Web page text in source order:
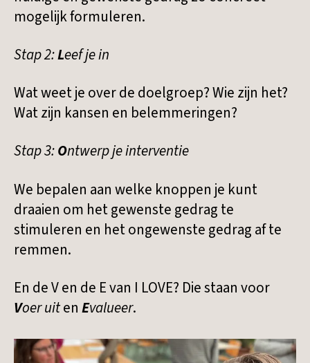
mogelijk formuleren.
Stap 2:Leef je in
Wat weet je over de doelgroep? Wie zijn het?
Wat zijn kansen en belemmeringen?
Stap 3:Ontwerp je interventie
We bepalen aan welke knoppen je kunt
draaien om het gewenste gedrag te
stimuleren en het ongewenste gedrag af te
remmen.
​En de V en de E van I LOVE? Die staan voor
Voer uiten Evalueer.